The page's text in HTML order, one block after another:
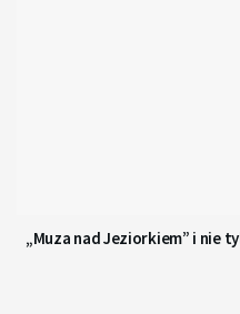
„Muza nad Jeziorkiem” i nie